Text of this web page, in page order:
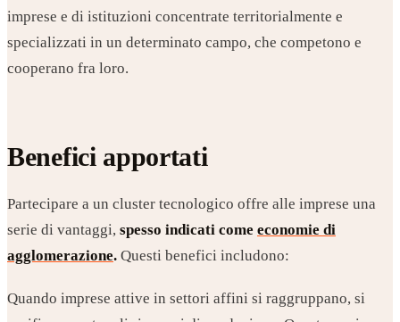
imprese e di istituzioni concentrate territorialmente e
specializzati in un determinato campo, che competono e
cooperano fra loro.
Benefici apportati
Partecipare a un cluster tecnologico offre alle imprese una
serie di vantaggi, spesso indicati come economie di
agglomerazione. Questi benefici includono:
Quando imprese attive in settori affini si raggruppano, si